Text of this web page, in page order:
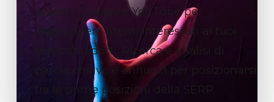
Search, Display e YouTube per
raggiungere utenti interessati ai tuoi
servizi/prodotti. Ricerca e analisi di
parole chiave e annunci per posizionarsi
tra le prime posizioni della SERP.